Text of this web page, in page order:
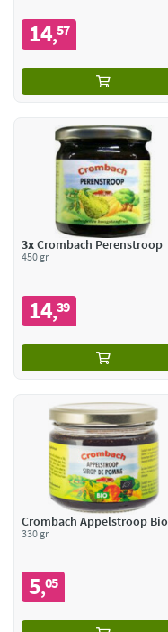
14,57
3xCrombach Perenstroop
450 gr
14,39
Crombach Appelstroop Bio
330 gr
5,05